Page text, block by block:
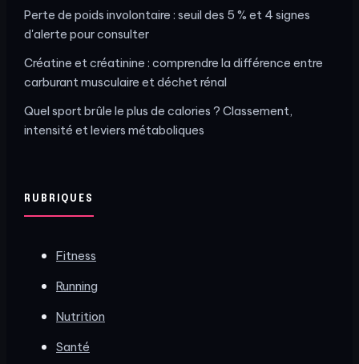
Perte de poids involontaire : seuil des 5 % et 4 signes
d'alerte pour consulter
Créatine et créatinine : comprendre la différence entre
carburant musculaire et déchet rénal
Quel sport brûle le plus de calories ? Classement,
intensité et leviers métaboliques
RUBRIQUES
Fitness
Running
Nutrition
Santé